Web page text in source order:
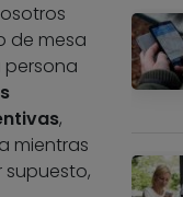
de mesa
persona
,
mientras
supuesto,